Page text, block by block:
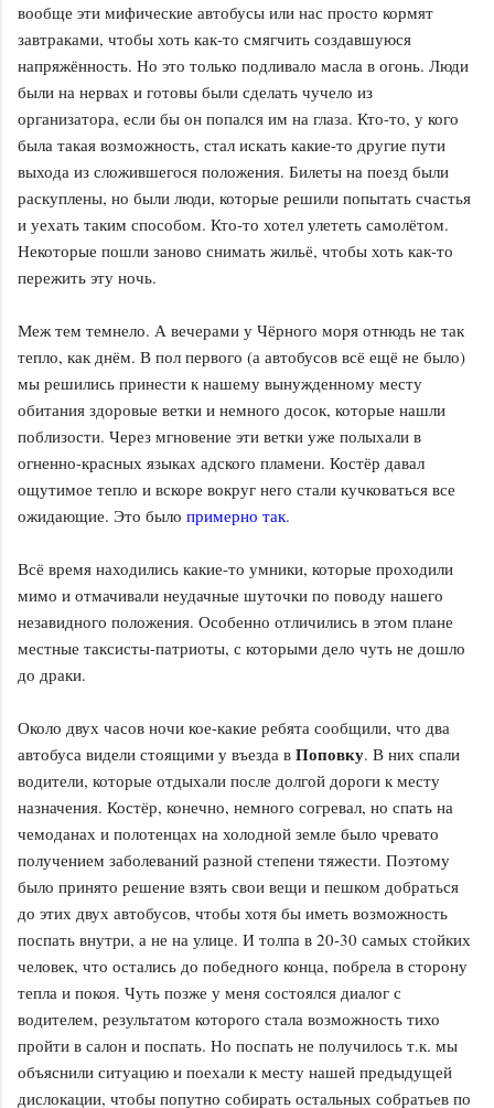
вообще эти мифические автобусы или нас просто кормят
завтраками, чтобы хоть как-то смягчить создавшуюся
напряжённость. Но это только подливало масла в огонь. Люди
были на нервах и готовы были сделать чучело из
организатора, если бы он попался им на глаза. Кто-то, у кого
была такая возможность, стал искать какие-то другие пути
выхода из сложившегося положения. Билеты на поезд были
раскуплены, но были люди, которые решили попытать счастья
и уехать таким способом. Кто-то хотел улететь самолётом.
Некоторые пошли заново снимать жильё, чтобы хоть как-то
пережить эту ночь.
Меж тем темнело. А вечерами у Чёрного моря отнюдь не так
тепло, как днём. В пол первого (а автобусов всё ещё не было)
мы решились принести к нашему вынужденному месту
обитания здоровые ветки и немного досок, которые нашли
поблизости. Через мгновение эти ветки уже полыхали в
огненно-красных языках адского пламени. Костёр давал
ощутимое тепло и вскоре вокруг него стали кучковаться все
ожидающие. Это было примерно так.
Всё время находились какие-то умники, которые проходили
мимо и отмачивали неудачные шуточки по поводу нашего
незавидного положения. Особенно отличились в этом плане
местные таксисты-патриоты, с которыми дело чуть не дошло
до драки.
Около двух часов ночи кое-какие ребята сообщили, что два
автобуса видели стоящими у въезда в Поповку. В них спали
водители, которые отдыхали после долгой дороги к месту
назначения. Костёр, конечно, немного согревал, но спать на
чемоданах и полотенцах на холодной земле было чревато
получением заболеваний разной степени тяжести. Поэтому
было принято решение взять свои вещи и пешком добраться
до этих двух автобусов, чтобы хотя бы иметь возможность
поспать внутри, а не на улице. И толпа в 20-30 самых стойких
человек, что остались до победного конца, побрела в сторону
тепла и покоя. Чуть позже у меня состоялся диалог с
водителем, результатом которого стала возможность тихо
пройти в салон и поспать. Но поспать не получилось т.к. мы
объяснили ситуацию и поехали к месту нашей предыдущей
дислокации, чтобы попутно собирать остальных собратьев по